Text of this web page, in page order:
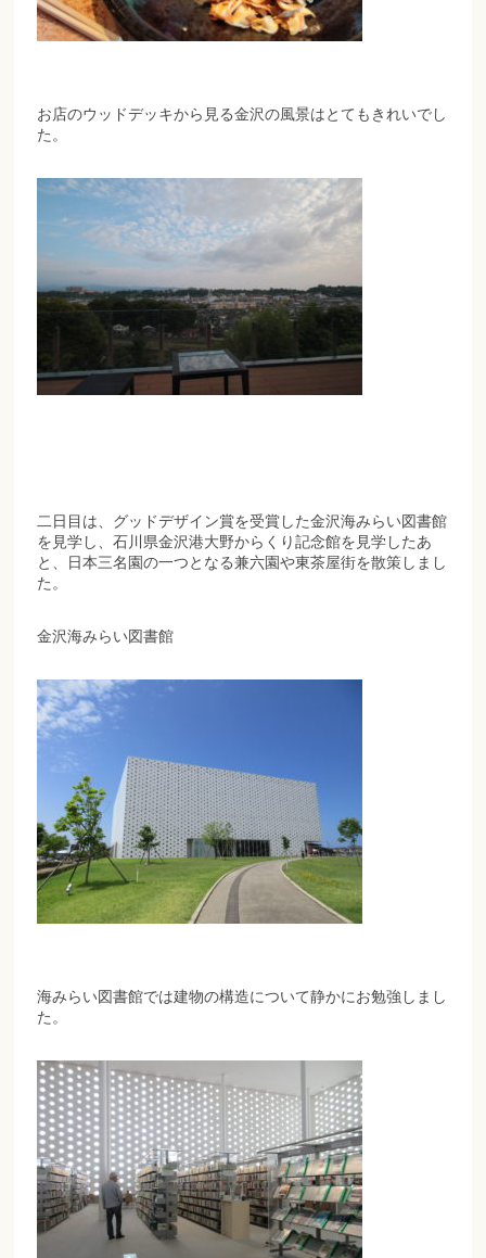
お店のウッドデッキから見る金沢の風景はとてもきれいでし
た。
二日目は、グッドデザイン賞を受賞した金沢海みらい図書館
を見学し、石川県金沢港大野からくり記念館を見学したあ
と、日本三名園の一つとなる兼六園や東茶屋街を散策しまし
た。
金沢海みらい図書館
海みらい図書館では建物の構造について静かにお勉強しまし
た。